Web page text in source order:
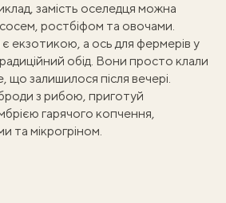
замість оселедця можна
ростбіфом та овочами.
екзотикою, а ось для фермерів у
обід. Вони просто клали
що залишилося після вечері.
з рибою, приготуй
гарячого копчення,
та мікрогріном.